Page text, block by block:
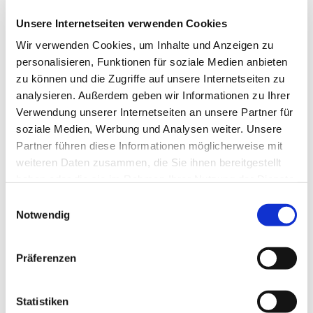
Unsere Internetseiten verwenden Cookies
Wir verwenden Cookies, um Inhalte und Anzeigen zu
personalisieren, Funktionen für soziale Medien anbieten
zu können und die Zugriffe auf unsere Internetseiten zu
analysieren. Außerdem geben wir Informationen zu Ihrer
Verwendung unserer Internetseiten an unsere Partner für
soziale Medien, Werbung und Analysen weiter. Unsere
Partner führen diese Informationen möglicherweise mit
weiteren Daten zusammen, die Sie ihnen bereitgestellt
Notwendig
Präferenzen
Statistiken
Datenaustausch- und Kommunikationsprozessen mit
allen relevanten Marktpartnern u.a. via connect+ und
den Umsystemen im Unternehmen.
Dank des modularen Aufbaus kann MoBeV an die
unternehmensspezifischen Anforderungen
angepasst werden. Kleinere Verteilnetzbetreiber
Engpassmanagement oder einer höheren,
MoBeV passgenaue Ausbaustufen. Ebenso können
Erzeugungsprognosen, Bilanzierung und Abrechnung,
mit Zusatzmodulen integriert werden.